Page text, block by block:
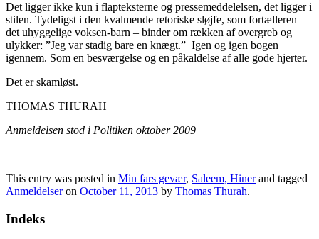
Det ligger ikke kun i flapteksterne og pressemeddelelsen, det ligger i
stilen. Tydeligst i den kvalmende retoriske sløjfe, som fortælleren –
det uhyggelige voksen-barn – binder om rækken af overgreb og
ulykker: ”Jeg var stadig bare en knægt.” Igen og igen bogen
igennem. Som en besværgelse og en påkaldelse af alle gode hjerter.
Det er skamløst.
THOMAS THURAH
Anmeldelsen stod i Politiken oktober 2009
This entry was posted in Min fars gevær, Saleem, Hinerand tagged
Anmeldelseron October 11, 2013 by Thomas Thurah.
Indeks